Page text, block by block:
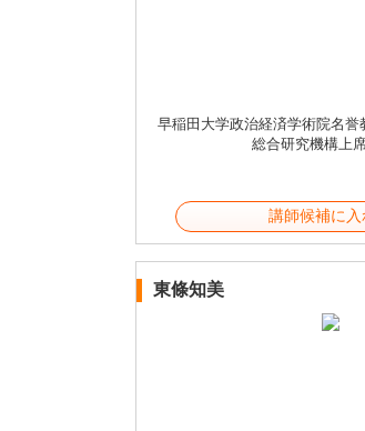
早稲田大学政治経済学術院名
総合研究機構上
講師候補に入
東條知美